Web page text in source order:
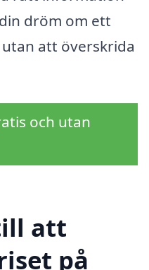
dröm om ett
att överskrida
och utan
att
på